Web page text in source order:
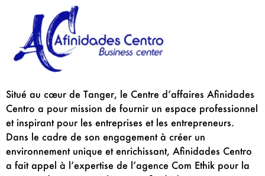
Situé au cœur de Tanger, le Centre d’affaires Afinidades
Centro a pour mission de fournir un espace professionnel
et inspirant pour les entreprises et les entrepreneurs.
Dans le cadre de son engagement à créer un
environnement unique et enrichissant, Afinidades Centro
a fait appel à l’expertise de l’agence Com Ethik pour la